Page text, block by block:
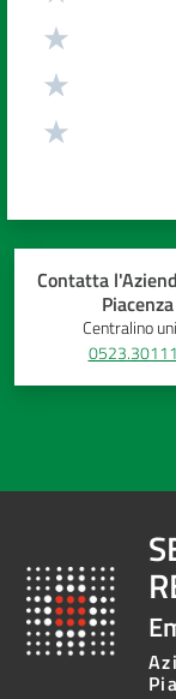
Contatta
Piacenza
Centralino